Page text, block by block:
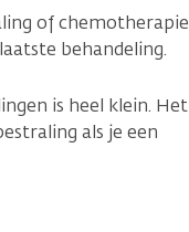
of chemotherapie
behandeling.
is heel klein. Het
als je een